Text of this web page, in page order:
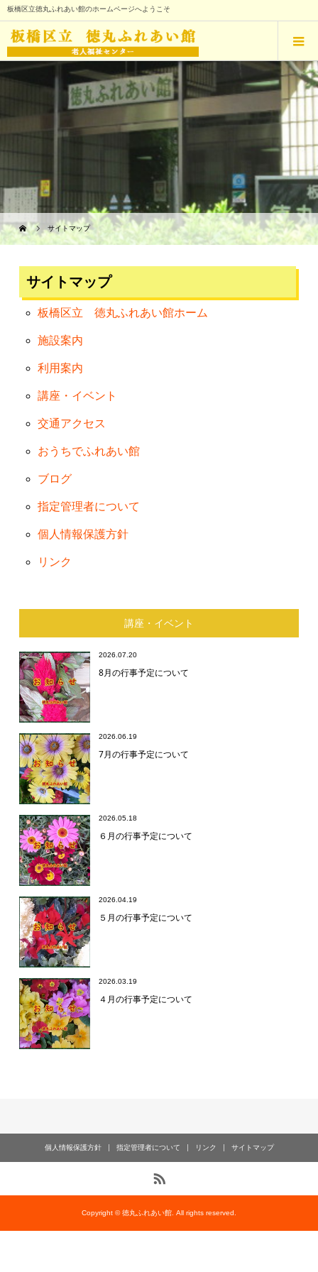
板橋区立徳丸ふれあい館のホームページへようこそ
サイトマップ
サイトマップ
板橋区立 徳丸ふれあい館ホーム
施設案内
利用案内
講座・イベント
交通アクセス
おうちでふれあい館
ブログ
指定管理者について
個人情報保護方針
リンク
講座・イベント
2026.07.20
8月の行事予定について
2026.06.19
7月の行事予定について
2026.05.18
６月の行事予定について
2026.04.19
５月の行事予定について
2026.03.19
４月の行事予定について
個人情報保護方針 指定管理者について リンク サイトマップ
Copyright © 徳丸ふれあい館. All rights reserved.